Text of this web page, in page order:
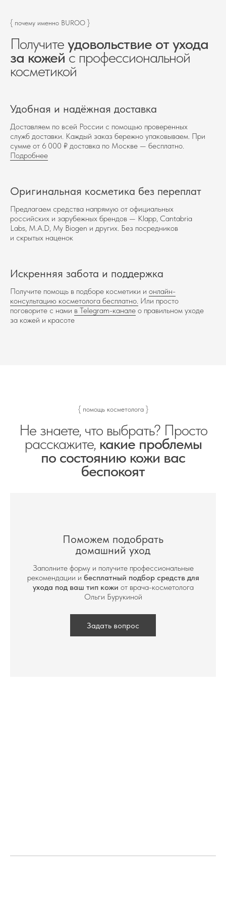
Получитеудовольствие от ухода
за кожей с профессиональной
косметикой
{ почему именно BUROO }
Удобная и надёжная доставка
Получите помощь в подборе косметики и онлайн-
консультацию косметолога бесплатно. Или просто
поговорите с нами в Telegram-канале о правильном уходе
за кожей и красоте
Искренняя забота и поддержка
Предлагаем средства напрямую от официальных
российских и зарубежных брендов — Klapp, Cantabria
Labs, M.A.D, My Biogen и других. Без посредников
и скрытых наценок
Оригинальная косметика без переплат
Доставляем по всей России с помощью проверенных
служб доставки. Каждый заказ бережно упаковываем. При
сумме от 6 000 ₽ доставка по Москве — бесплатно.
Подробнее
Задать вопрос
Поможем подобрать
домашний уход
Заполните форму и получите профессиональные
рекомендации и бесплатный подбор средств для
ухода под ваш тип кожи от врача-косметолога
Ольги Бурукиной
{ помощь косметолога }
Не знаете, что выбрать? Просто
расскажите, какие проблемы
по состоянию кожи вас
беспокоят